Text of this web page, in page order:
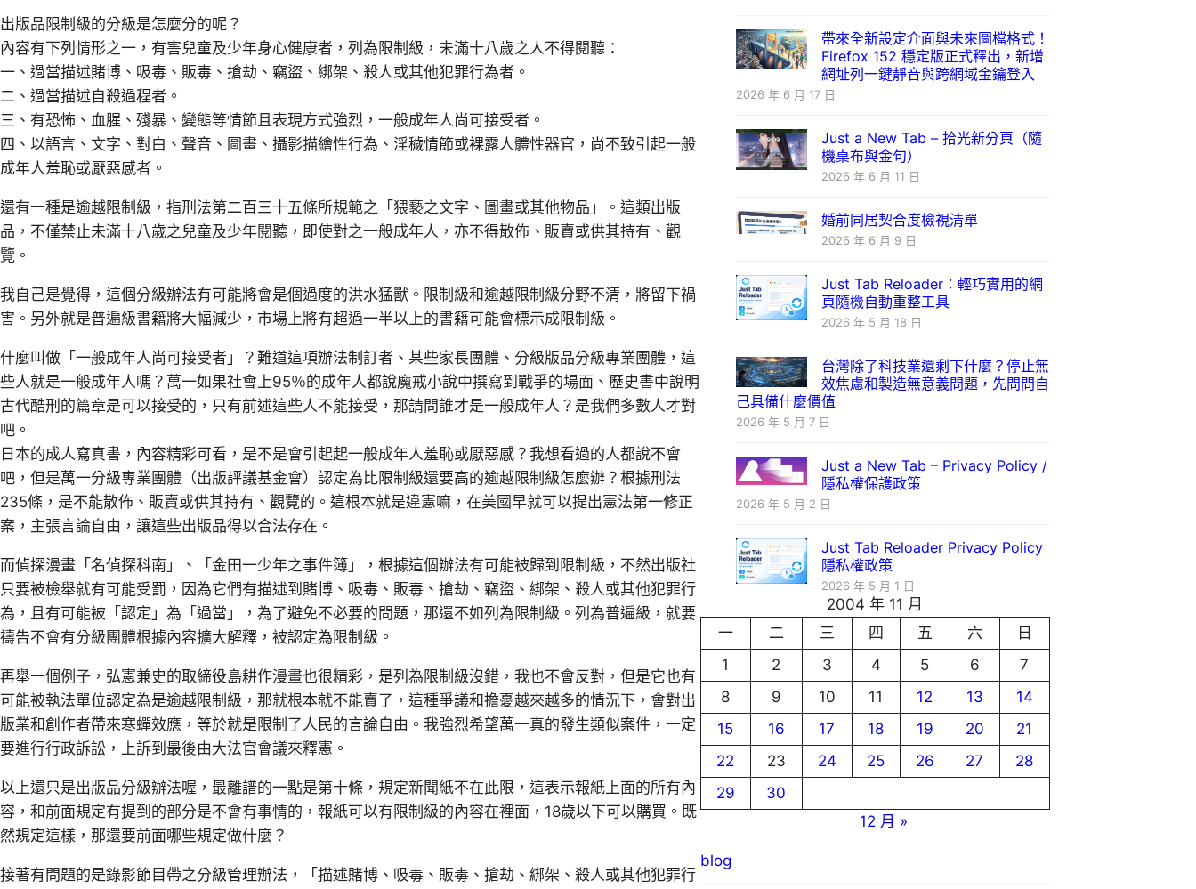
出版品限制級的分級是怎麼分的呢？
內容有下列情形之一，有害兒童及少年身心健康者，列為限制級，未滿十八歲之人不得閱聽：
一、過當描述賭博、吸毒、販毒、搶劫、竊盜、綁架、殺人或其他犯罪行為者。
二、過當描述自殺過程者。
三、有恐怖、血腥、殘暴、變態等情節且表現方式強烈，一般成年人尚可接受者。
四、以語言、文字、對白、聲音、圖畫、攝影描繪性行為、淫穢情節或裸露人體性器官，尚不致引起一般
成年人羞恥或厭惡感者。
還有一種是逾越限制級，指刑法第二百三十五條所規範之「猥褻之文字、圖畫或其他物品」。這類出版
品，不僅禁止未滿十八歲之兒童及少年閱聽，即使對之一般成年人，亦不得散佈、販賣或供其持有、觀
覽。
我自己是覺得，這個分級辦法有可能將會是個過度的洪水猛獸。限制級和逾越限制級分野不清，將留下禍
害。另外就是普遍級書籍將大幅減少，市場上將有超過一半以上的書籍可能會標示成限制級。
什麼叫做「一般成年人尚可接受者」？難道這項辦法制訂者、某些家長團體、分級版品分級專業團體，這
些人就是一般成年人嗎？萬一如果社會上95％的成年人都說魔戒小說中撰寫到戰爭的場面、歷史書中說明
古代酷刑的篇章是可以接受的，只有前述這些人不能接受，那請問誰才是一般成年人？是我們多數人才對
吧。
日本的成人寫真書，內容精彩可看，是不是會引起起一般成年人羞恥或厭惡感？我想看過的人都說不會
吧，但是萬一分級專業團體（出版評議基金會）認定為比限制級還要高的逾越限制級怎麼辦？根據刑法
235條，是不能散佈、販賣或供其持有、觀覽的。這根本就是違憲嘛，在美國早就可以提出憲法第一修正
案，主張言論自由，讓這些出版品得以合法存在。
而偵探漫畫「名偵探科南」、「金田一少年之事件簿」，根據這個辦法有可能被歸到限制級，不然出版社
只要被檢舉就有可能受罰，因為它們有描述到賭博、吸毒、販毒、搶劫、竊盜、綁架、殺人或其他犯罪行
為，且有可能被「認定」為「過當」，為了避免不必要的問題，那還不如列為限制級。列為普遍級，就要
禱告不會有分級團體根據內容擴大解釋，被認定為限制級。
再舉一個例子，弘憲兼史的取締役島耕作漫畫也很精彩，是列為限制級沒錯，我也不會反對，但是它也有
可能被執法單位認定為是逾越限制級，那就根本就不能賣了，這種爭議和擔憂越來越多的情況下，會對出
版業和創作者帶來寒蟬效應，等於就是限制了人民的言論自由。我強烈希望萬一真的發生類似案件，一定
要進行行政訴訟，上訴到最後由大法官會議來釋憲。
以上還只是出版品分級辦法喔，最離譜的一點是第十條，規定新聞紙不在此限，這表示報紙上面的所有內
容，和前面規定有提到的部分是不會有事情的，報紙可以有限制級的內容在裡面，18歲以下可以購買。既
然規定這樣，那還要前面哪些規定做什麼？
接著有問題的是錄影節目帶之分級管理辦法，「描述賭博、吸毒、販毒、搶劫、綁架、殺人或其他犯罪行
帶來全新設定介面與未來圖檔格式！
Firefox 152 穩定版正式釋出，新增
網址列一鍵靜音與跨網域金鑰登入
2026 年 6 月 17 日
Just a New Tab – 拾光新分頁（隨
機桌布與金句）
2026 年 6 月 11 日
婚前同居契合度檢視清單
2026 年 6 月 9 日
Just Tab Reloader：輕巧實用的網
頁隨機自動重整工具
2026 年 5 月 18 日
台灣除了科技業還剩下什麼？停止無
效焦慮和製造無意義問題，先問問自
己具備什麼價值
2026 年 5 月 7 日
Just a New Tab – Privacy Policy /
隱私權保護政策
2026 年 5 月 2 日
Just Tab Reloader Privacy Policy
隱私權政策
2026 年 5 月 1 日
2004 年 11 月
一
二 三 四 五 六
日
1
2 3 4 5 6
7
8
9 10 11 12 13
14
15
16 17 18 19 20
21
22
23 24 25 26 27
28
29
30
12 月 »
blog